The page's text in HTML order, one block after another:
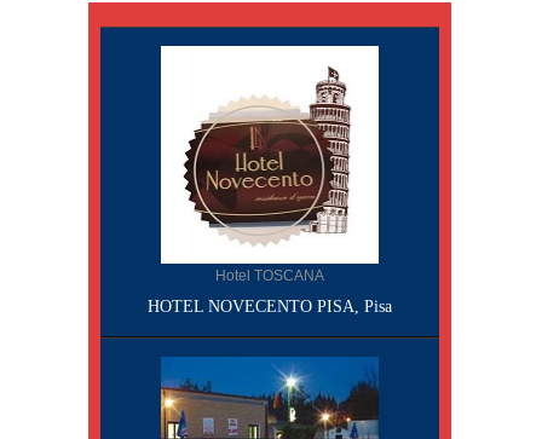
Hotel TOSCANA
HOTEL NOVECENTO PISA, Pisa